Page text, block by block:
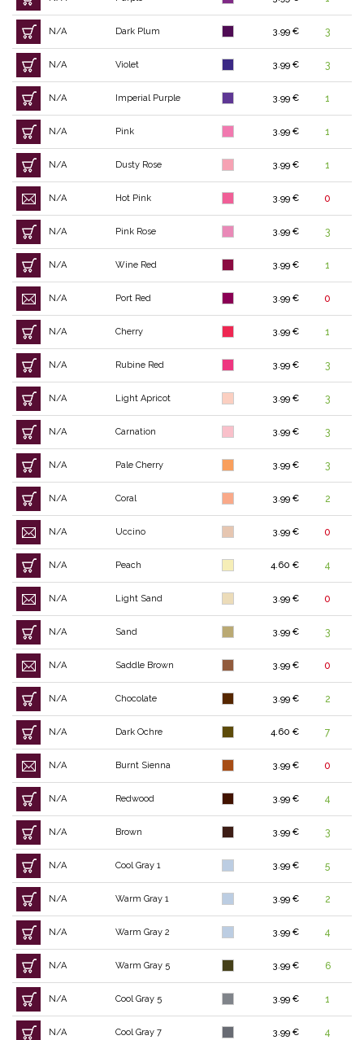
N/A Dark Plum 3.99 € 3
N/A Violet 3.99 € 3
N/A Imperial Purple 3.99 € 1
N/A Pink 3.99 € 1
N/A Dusty Rose 3.99 € 1
N/A Hot Pink 3.99 € 0
N/A Pink Rose 3.99 € 3
N/A Wine Red 3.99 € 1
N/A Port Red 3.99 € 0
N/A Cherry 3.99 € 1
N/A Rubine Red 3.99 € 3
N/A Light Apricot 3.99 € 3
N/A Carnation 3.99 € 3
N/A Pale Cherry 3.99 € 3
N/A Coral 3.99 € 2
N/A Uccino 3.99 € 0
N/A Peach 4.60 € 4
N/A Light Sand 3.99 € 0
N/A Sand 3.99 € 3
N/A Saddle Brown 3.99 € 0
N/A Chocolate 3.99 € 2
N/A Dark Ochre 4.60 € 7
N/A Burnt Sienna 3.99 € 0
N/A Redwood 3.99 € 4
N/A Brown 3.99 € 3
N/A Cool Gray 1 3.99 € 5
N/A Warm Gray 1 3.99 € 2
N/A Warm Gray 2 3.99 € 4
N/A Warm Gray 5 3.99 € 6
N/A Cool Gray 5 3.99 € 1
N/A Cool Gray 7 3.99 € 4